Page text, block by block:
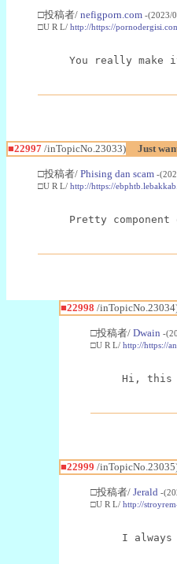
□投稿者/ nefigporn.com -(2023/
□U R L/ http://https://
You really
■22997 /inTopicNo.23033) Just
□投稿者/ Phising dan scam -
□U R L/ http://https://
Pretty
■22998 /
□投稿者/ Dwain -
□U R L/ http://https://
Hi, this
■22999 /
□投稿者/ Jerald -
□U R L/ http://
I